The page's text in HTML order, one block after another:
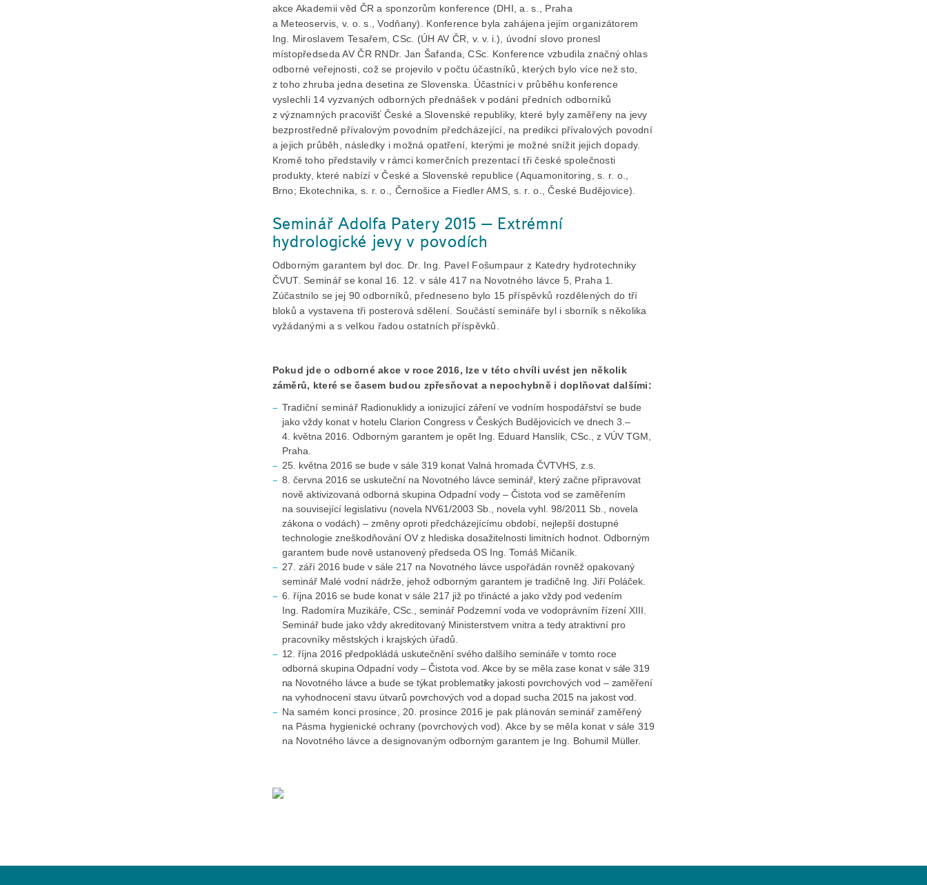
akce Akademii věd ČR a sponzorům konference (DHI, a. s., Praha
a Meteoservis, v. o. s., Vodňany). Konference byla zahájena jejím organizátorem
Ing. Miroslavem Tesařem, CSc. (ÚH AV ČR, v. v. i.), úvodní slovo pronesl
místopředseda AV ČR RNDr. Jan Šafanda, CSc. Konference vzbudila značný ohlas
odborné veřejnosti, což se projevilo v počtu účastníků, kterých bylo více než sto,
z toho zhruba jedna desetina ze Slovenska. Účastníci v průběhu konference
vyslechli 14 vyzvaných odborných přednášek v podání předních odborníků
z významných pracovišť České a Slovenské republiky, které byly zaměřeny na jevy
bezprostředně přívalovým povodním předcházející, na predikci přívalových povodní
a jejich průběh, následky i možná opatření, kterými je možné snížit jejich dopady.
Kromě toho představily v rámci komerčních prezentací tři české společnosti
produkty, které nabízí v České a Slovenské republice (Aquamonitoring, s. r. o.,
Brno; Ekotechnika, s. r. o., Černošice a Fiedler AMS, s. r. o., České Budějovice).
Seminář Adolfa Patery 2015 – Extrémní
hydrologické jevy v povodích
Odborným garantem byl doc. Dr. Ing. Pavel Fošumpaur z Katedry hydrotechniky
ČVUT. Seminář se konal 16. 12. v sále 417 na Novotného lávce 5, Praha 1.
Zúčastnilo se jej 90 odborníků, předneseno bylo 15 příspěvků rozdělených do tří
bloků a vystavena tři posterová sdělení. Součástí semináře byl i sborník s několika
vyžádanými a s velkou řadou ostatních příspěvků.
Pokud jdeo odborné akce v roce 2016, lze v této chvíli uvést jen několik
záměrů, které se časem budou zpřesňovat a nepochybně i doplňovat dalšími:
Tradiční seminář Radionuklidy a ionizující záření ve vodním hospodářství se bude
jako vždy konat v hotelu Clarion Congress v Českých Budějovicích ve dnech 3.–
4. května 2016. Odborným garantem je opět Ing. Eduard Hanslík, CSc., z VÚV TGM,
Praha.
25. května 2016 se bude v sále 319 konat Valná hromada ČVTVHS, z.s.
8. června 2016 se uskuteční na Novotného lávce seminář, který začne připravovat
nově aktivizovaná odborná skupina Odpadní vody – Čistota vod se zaměřením
na související legislativu (novela NV61/2003 Sb., novela vyhl. 98/2011 Sb., novela
zákona o vodách) – změny oproti předcházejícímu období, nejlepší dostupné
technologie zneškodňování OV z hlediska dosažitelnosti limitních hodnot. Odborným
garantem bude nově ustanovený předseda OS Ing. Tomáš Mičaník.
27. září 2016 bude v sále 217 na Novotného lávce uspořádán rovněž opakovaný
seminář Malé vodní nádrže, jehož odborným garantem je tradičně Ing. Jiří Poláček.
6. října 2016 se bude konat v sále 217 již po třinácté a jako vždy pod vedením
Ing. Radomíra Muzikáře, CSc., seminář Podzemní voda ve vodoprávním řízení XIII.
Seminář bude jako vždy akreditovaný Ministerstvem vnitra a tedy atraktivní pro
pracovníky městských i krajských úřadů.
12. října 2016 předpokládá uskutečnění svého dalšího semináře v tomto roce
odborná skupina Odpadní vody – Čistota vod. Akce by se měla zase konat v sále 319
na Novotného lávce a bude se týkat problematiky jakosti povrchových vod – zaměření
na vyhodnocení stavu útvarů povrchových vod a dopad sucha 2015 na jakost vod.
Na samém konci prosince, 20. prosince 2016 je pak plánován seminář zaměřený
na Pásma hygienické ochrany (povrchových vod). Akce by se měla konat v sále 319
na Novotného lávce a designovaným odborným garantem je Ing. Bohumil Müller.